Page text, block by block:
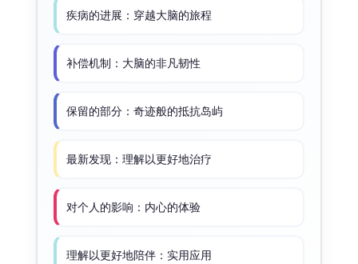
疾病的进展：穿越大脑的旅程
补偿机制：大脑的非凡韧性
保留的部分：奇迹般的抵抗岛屿
最新发现：理解以更好地治疗
对个人的影响：内心的体验
理解以更好地陪伴：实用应用